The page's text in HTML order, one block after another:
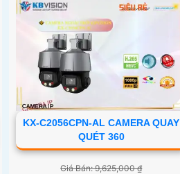
KX-C2056CPN-AL CAMERA QUAY
QUÉT 360
Giá Bán: 9,625,000 ₫